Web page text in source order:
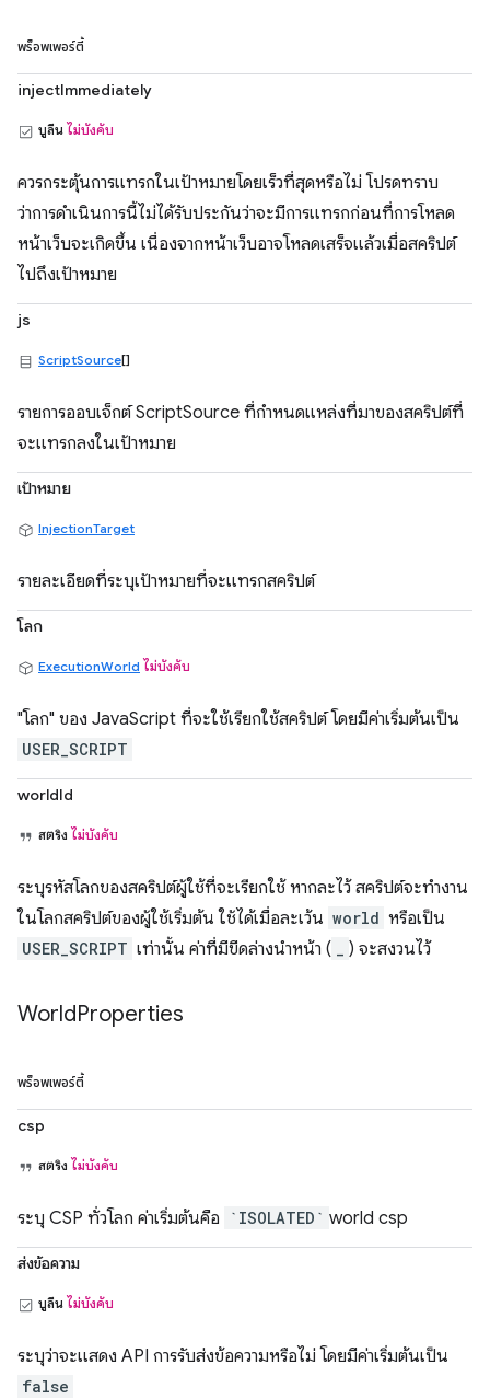
พร็อพเพอร์ตี้
injectImmediately
บูลีน ไม่บังคับ
ควรกระตุ้นการแทรกในเป้าหมายโดยเร็วที่สุดหรือไม่ โปรดทราบ
ว่าการดำเนินการนี้ไม่ได้รับประกันว่าจะมีการแทรกก่อนที่การโหลด
หน้าเว็บจะเกิดขึ้น เนื่องจากหน้าเว็บอาจโหลดเสร็จแล้วเมื่อสคริปต์
ไปถึงเป้าหมาย
js
ScriptSource[]
รายการออบเจ็กต์ ScriptSource ที่กำหนดแหล่งที่มาของสคริปต์ที่
จะแทรกลงในเป้าหมาย
เป้าหมาย
InjectionTarget
รายละเอียดที่ระบุเป้าหมายที่จะแทรกสคริปต์
โลก
ExecutionWorld ไม่บังคับ
"โลก" ของ JavaScript ที่จะใช้เรียกใช้สคริปต์ โดยมีค่าเริ่มต้นเป็น
USER_SCRIPT
worldId
สตริง ไม่บังคับ
ระบุรหัสโลกของสคริปต์ผู้ใช้ที่จะเรียกใช้ หากละไว้ สคริปต์จะทำงาน
ในโลกสคริปต์ของผู้ใช้เริ่มต้น ใช้ได้เมื่อละเว้น world หรือเป็น
USER_SCRIPT เท่านั้น ค่าที่มีขีดล่างนำหน้า ( ) จะสงวนไว้
WorldProperties
พร็อพเพอร์ตี้
csp
สตริง ไม่บังคับ
ระบุ CSP ทั่วโลก ค่าเริ่มต้นคือ `ISOLATED` world csp
ส่งข้อความ
บูลีน ไม่บังคับ
ระบุว่าจะแสดง API การรับส่งข้อความหรือไม่ โดยมีค่าเริ่มต้นเป็น
false